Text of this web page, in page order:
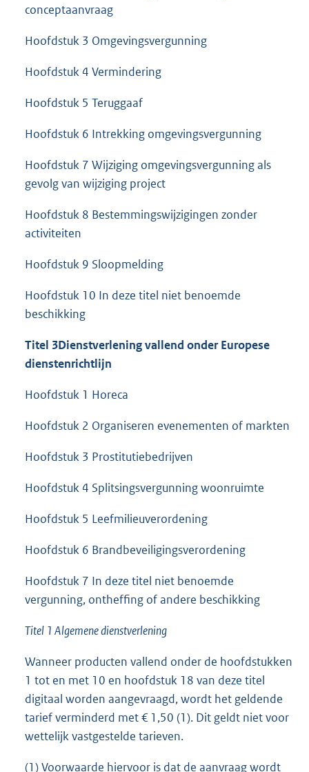
conceptaanvraag
Hoofdstuk 3 Omgevingsvergunning
Hoofdstuk 4 Vermindering
Hoofdstuk 5 Teruggaaf
Hoofdstuk 6 Intrekking omgevingsvergunning
Hoofdstuk 7 Wijziging omgevingsvergunning als
gevolg van wijziging project
Hoofdstuk 8 Bestemmingswijzigingen zonder
activiteiten
Hoofdstuk 9 Sloopmelding
Hoofdstuk 10 In deze titel niet benoemde
beschikking
Titel 3Dienstverlening vallend onder Europese
dienstenrichtlijn
Hoofdstuk 1 Horeca
Hoofdstuk 2 Organiseren evenementen of markten
Hoofdstuk 3 Prostitutiebedrijven
Hoofdstuk 4 Splitsingsvergunning woonruimte
Hoofdstuk 5 Leefmilieuverordening
Hoofdstuk 6 Brandbeveiligingsverordening
Hoofdstuk 7 In deze titel niet benoemde
vergunning, ontheffing of andere beschikking
Titel 1 Algemene dienstverlening
Wanneer producten vallend onder de hoofdstukken
1 tot en met 10 en hoofdstuk 18 van deze titel
digitaal worden aangevraagd, wordt het geldende
tarief verminderd met € 1,50 (1). Dit geldt niet voor
wettelijk vastgestelde tarieven.
(1) Voorwaarde hiervoor is dat de aanvraag wordt